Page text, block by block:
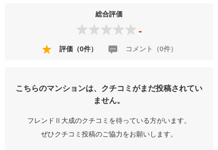
総合評価
-
評価（0件） コメント（0件）
こちらのマンションは、クチコミがまだ投稿されてい
ません。
フレンドⅡ大成のクチコミを待っている方がいます。
ぜひクチコミ投稿のご協力をお願いします。